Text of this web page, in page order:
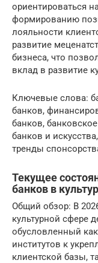
ориентироваться
формированию
лояльности
развитие
бизнеса, что
вклад в развитие
Ключевые слова:
банков,
банков,
банков и
тренды
Текущее
банков в
Общий обзор: В
культурной сфере
обусловленный
институтов к
клиентской базы,